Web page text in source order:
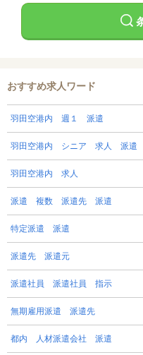
おすすめ求人ワード
羽田空港内 週１ 派遣
羽田空港内 シニア 求人 派遣
羽田空港内 求人
派遣 複数 派遣先 派遣
特定派遣 派遣
派遣先 派遣元
派遣社員 派遣社員 指示
無期雇用派遣 派遣先
都内 人材派遣会社 派遣